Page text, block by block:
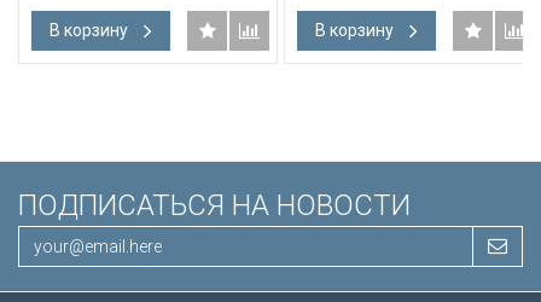
Словарь, карты, закладка,
подарочная вкладка, слова
Иисуса выделены красным
В корзину В корзину
ПОДПИСАТЬСЯ НА НОВОСТИ